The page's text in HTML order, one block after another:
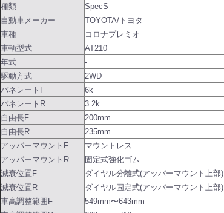
種類
SpecS
自動車メーカー
TOYOTA/トヨタ
車種
コロナプレミオ
車輌型式
AT210
年式
-
駆動方式
2WD
バネレートF
6k
バネレートR
3.2k
自由長F
200mm
自由長R
235mm
アッパーマウントF
マウントレス
アッパーマウントR
固定式強化ゴム
減衰位置F
ダイヤル分離式(アッパーマウント上部)
減衰位置R
ダイヤル固定式(アッパーマウント上部)
車高調整範囲F
549mm〜643mm